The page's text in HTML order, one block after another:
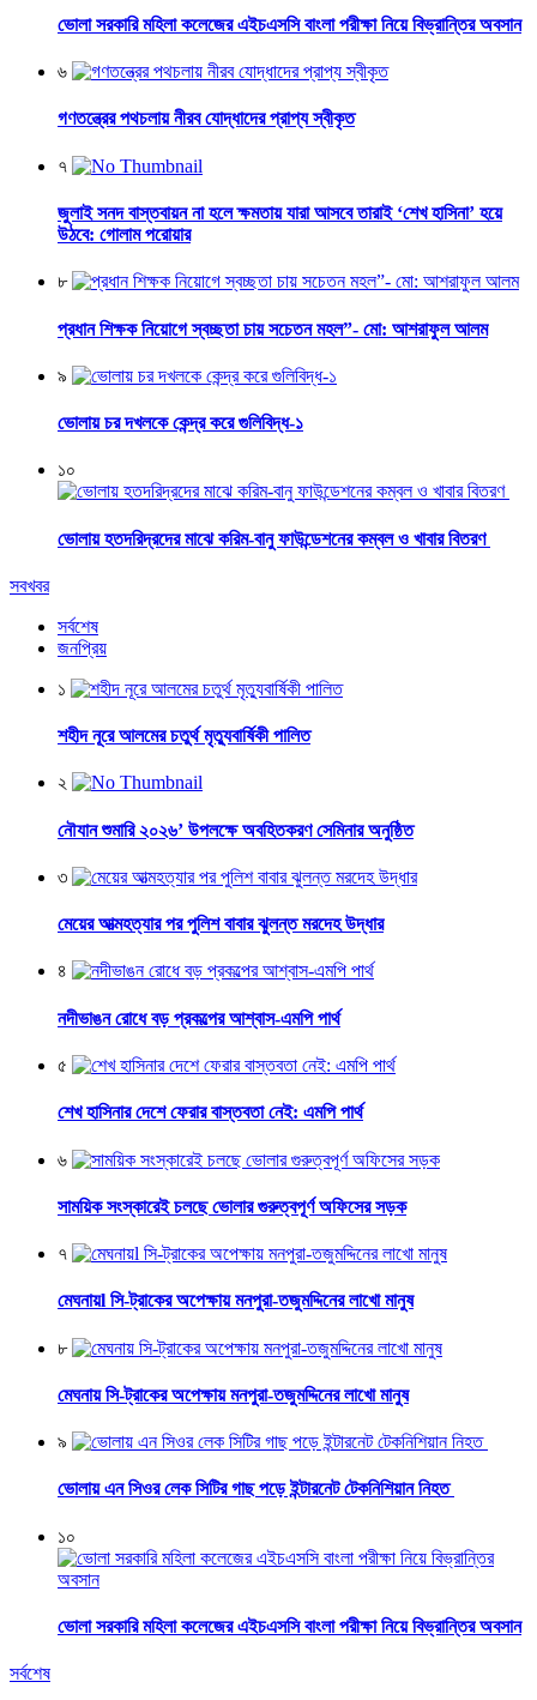
ভোলা সরকারি মহিলা কলেজের এইচএসসি বাংলা পরীক্ষা নিয়ে বিভ্রান্তির অবসান
৬
গণতন্ত্রের পথচলায় নীরব যোদ্ধাদের প্রাপ্য স্বীকৃত
৭
জুলাই সনদ বাস্তবায়ন না হলে ক্ষমতায় যারা আসবে তারাই ‘শেখ হাসিনা’ হয়ে
উঠবে: গোলাম পরোয়ার
৮
প্রধান শিক্ষক নিয়োগে স্বচ্ছতা চায় সচেতন মহল”- মো: আশরাফুল আলম
৯
ভোলায় চর দখলকে কেন্দ্র করে গুলিবিদ্ধ-১
১০
ভোলায় হতদরিদ্রদের মাঝে করিম-বানু ফাউন্ডেশনের কম্বল ও খাবার বিতরণ
সবখবর
সর্বশেষ
জনপ্রিয়
১
শহীদ নূরে আলমের চতুর্থ মৃত্যুবার্ষিকী পালিত
২
নৌযান শুমারি ২০২৬’ উপলক্ষে অবহিতকরণ সেমিনার অনুষ্ঠিত
৩
মেয়ের আত্মহত্যার পর পুলিশ বাবার ঝুলন্ত মরদেহ উদ্ধার
৪
নদীভাঙন রোধে বড় প্রকল্পের আশ্বাস-এমপি পার্থ
৫
শেখ হাসিনার দেশে ফেরার বাস্তবতা নেই: এমপি পার্থ
৬
সাময়িক সংস্কারেই চলছে ভোলার গুরুত্বপূর্ণ অফিসের সড়ক
৭
মেঘনায়l সি-ট্রাকের অপেক্ষায় মনপুরা-তজুমদ্দিনের লাখো মানুষ
৮
মেঘনায় সি-ট্রাকের অপেক্ষায় মনপুরা-তজুমদ্দিনের লাখো মানুষ
৯
ভোলায় এন সিওর লেক সিটির গাছ পড়ে ইন্টারনেট টেকনিশিয়ান নিহত
১০
ভোলা সরকারি মহিলা কলেজের এইচএসসি বাংলা পরীক্ষা নিয়ে বিভ্রান্তির অবসান
সর্বশেষ